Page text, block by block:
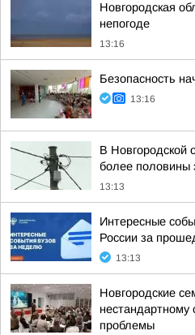
Новгородская
непогоде
13:16
Безопасность
13:16
В Новгородской
более половины
13:13
Интересные
России за
13:13
Новгородские
нестандартному
проблемы